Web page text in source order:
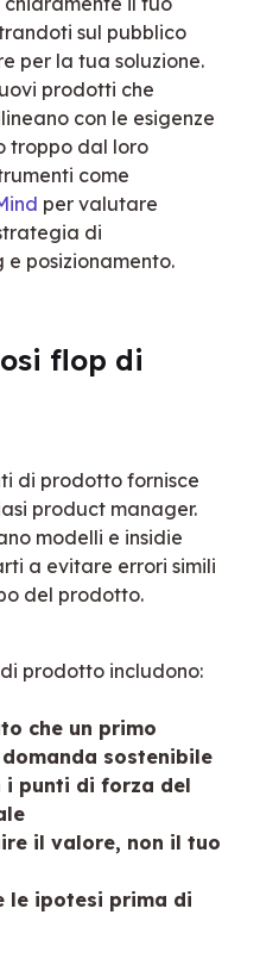
sul pubblico
per la tua soluzione.
prodotti che
con le esigenze
troppo dal loro
per valutare
di
posizionamento.
flop di
di prodotto fornisce
product manager.
modelli e insidie
a evitare errori simili
del prodotto.
prodotto includono:
che un primo
sostenibile
i punti di forza del
il valore, non il tuo
le ipotesi prima di